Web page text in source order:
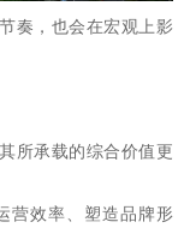
奏，也会在宏观上影
所承载的综合价值更
营效率、塑造品牌形